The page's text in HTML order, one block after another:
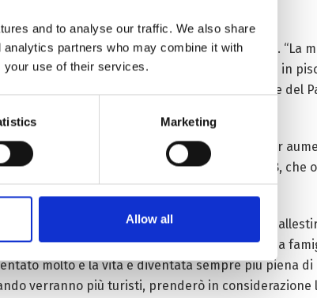
and to analyse our traffic. We also share
partners who may combine it with
your use of their services.
Marketing
Allow all
l’addebito e la prenotazione dell’alloggio. “La
aiutiamo a cucinare, preparare il tè e guidarli in
dice: “Sono anche un supervisore della filiale del
sensibilmente le nostre vite”.
degli abitanti del villaggio di Xoiba per
aperto un hotel per famiglie dall’ottobre 2018, che
letti, lenzuola e altre provviste necessarie ad
appartiene a me stesso.” Dice Tasang. La sua
molto e la vita é diventata sempre più piena di
verranno più turisti, prenderò in considerazione